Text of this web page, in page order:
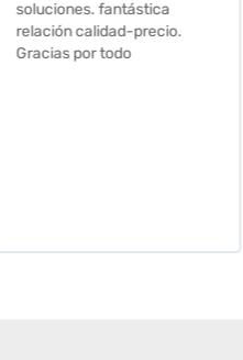
sido excepcional. Serios,
profesionales,
colaboradores para